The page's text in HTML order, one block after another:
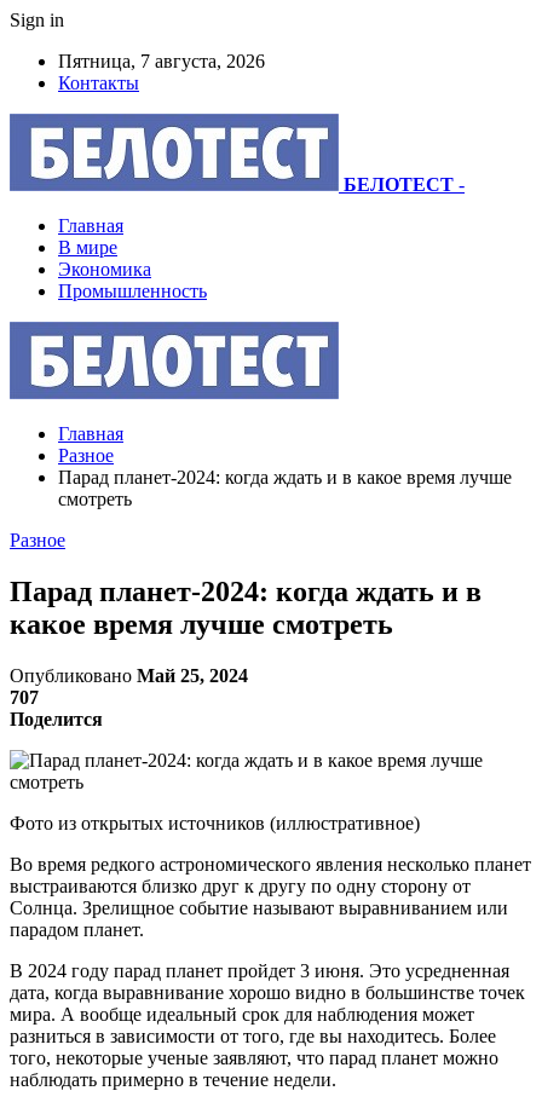
Sign in
Пятница, 7 августа, 2026
Контакты
БЕЛОТЕСТ -
Главная
В мире
Экономика
Промышленность
Главная
Разное
Парад планет-2024: когда ждать и в какое время лучше
смотреть
Разное
Парад планет-2024: когда ждать и в
какое время лучше смотреть
Опубликовано Май 25, 2024
707
Поделится
Фото из открытых источников (иллюстративное)
Во время редкого астрономического явления несколько планет
выстраиваются близко друг к другу по одну сторону от
Солнца. Зрелищное событие называют выравниванием или
парадом планет.
В 2024 году парад планет пройдет 3 июня. Это усредненная
дата, когда выравнивание хорошо видно в большинстве точек
мира. А вообще идеальный срок для наблюдения может
разниться в зависимости от того, где вы находитесь. Более
того, некоторые ученые заявляют, что парад планет можно
наблюдать примерно в течение недели.